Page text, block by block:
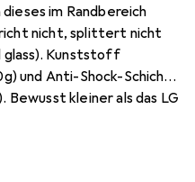
im Randbereich
nicht, splittert nicht
glass). Kunststoff
und Anti-Shock-Schicht
kleiner als das LG
entfernen (ohne